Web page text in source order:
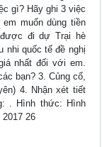
gì? Hãy ghi 3 việc
muốn dùng tiền
đi dự Trại hè
nhi quốc tế đề nghị
nhất đối với em.
bạn? 3. Củng cố,
4. Nhận xét tiết
. Hình thức: Hình
26